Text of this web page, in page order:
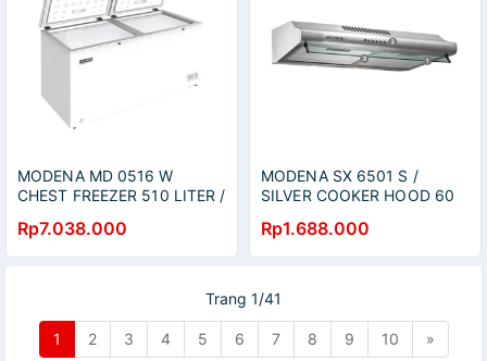
MODENA MD 0516 W
CHEST FREEZER 510 LITER /
Rp7.038.000
MODENA SX 6501 S /
SILVER COOKER HOOD 60
DAPUR / SX6501S
Rp1.688.000
Trang 1/41
1 2 3 4 5 6 7 8 9 10 »